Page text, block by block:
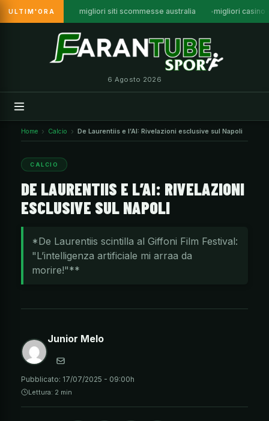
ULTIM'ORA migliori siti scommesse australia migliori casino
6 Agosto 2026
Home Calcio De Laurentiis e l’AI: Rivelazioni esclusive sul Napoli
CALCIO
DE LAURENTIIS E L’AI: RIVELAZIONI
ESCLUSIVE SUL NAPOLI
*De Laurentiis scintilla al Giffoni Film Festival:
"L’intelligenza artificiale mi arraa da
morire!"**
Junior Melo
Pubblicato: 17/07/2025 - 09:00h
Lettura: 2 min